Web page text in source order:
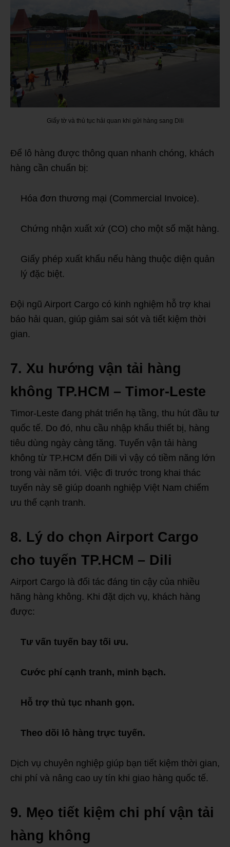
Giấy tờ và thủ tục hải quan khi gửi hàng sang Dili
Để lô hàng được thông quan nhanh chóng, khách
hàng cần chuẩn bị:
Hóa đơn thương mại (Commercial Invoice).
Chứng nhận xuất xứ (CO) cho một số mặt hàng.
Giấy phép xuất khẩu nếu hàng thuộc diện quản
lý đặc biệt.
Đội ngũ Airport Cargo có kinh nghiệm hỗ trợ khai
báo hải quan, giúp giảm sai sót và tiết kiệm thời
gian.
7. Xu hướng vận tải hàng
không TP.HCM – Timor-Leste
Timor-Leste đang phát triển hạ tầng, thu hút đầu tư
quốc tế. Do đó, nhu cầu nhập khẩu thiết bị, hàng
tiêu dùng ngày càng tăng. Tuyến vận tải hàng
không từ TP.HCM đến Dili vì vậy có tiềm năng lớn
trong vài năm tới. Việc đi trước trong khai thác
tuyến này sẽ giúp doanh nghiệp Việt Nam chiếm
ưu thế cạnh tranh.
8. Lý do chọn Airport Cargo
cho tuyến TP.HCM – Dili
Airport Cargo là đối tác đáng tin cậy của nhiều
hãng hàng không. Khi đặt dịch vụ, khách hàng
được:
Tư vấn tuyến bay tối ưu.
Cước phí cạnh tranh, minh bạch.
Hỗ trợ thủ tục nhanh gọn.
Theo dõi lô hàng trực tuyến.
Dịch vụ chuyên nghiệp giúp bạn tiết kiệm thời gian,
chi phí và nâng cao uy tín khi giao hàng quốc tế.
9. Mẹo tiết kiệm chi phí vận tải
hàng không